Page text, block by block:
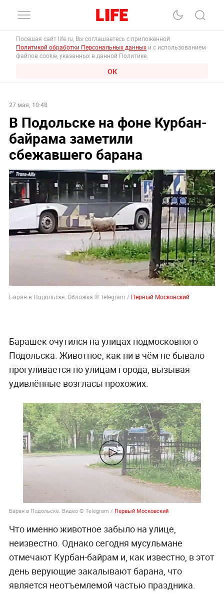
Посещая сайт life.ru, Вы соглашаетесь с приложенной
Политикой обработки Персональных данных и с использованием
файлов cookie, указанных в данной Политике.
ОК
27 мая, 10:48
В Подольске на фоне Курбан-
байрама заметили
сбежавшего барана
Баран в Подольске. Обложка © Telegram / Первый Московский
Барашек очутился на улицах подмосковного
Подольска. Животное, как ни в чём не бывало
прогуливается по улицам города, вызывая
удивлённые возгласы прохожих.
Баран в Подольске. Видео © Telegram / Первый Московский
Что именно животное забыло на улице,
неизвестно. Однако сегодня мусульмане
отмечают Курбан-байрам и, как известно, в этот
день верующие закалывают барана, что
является неотъемлемой частью праздника.